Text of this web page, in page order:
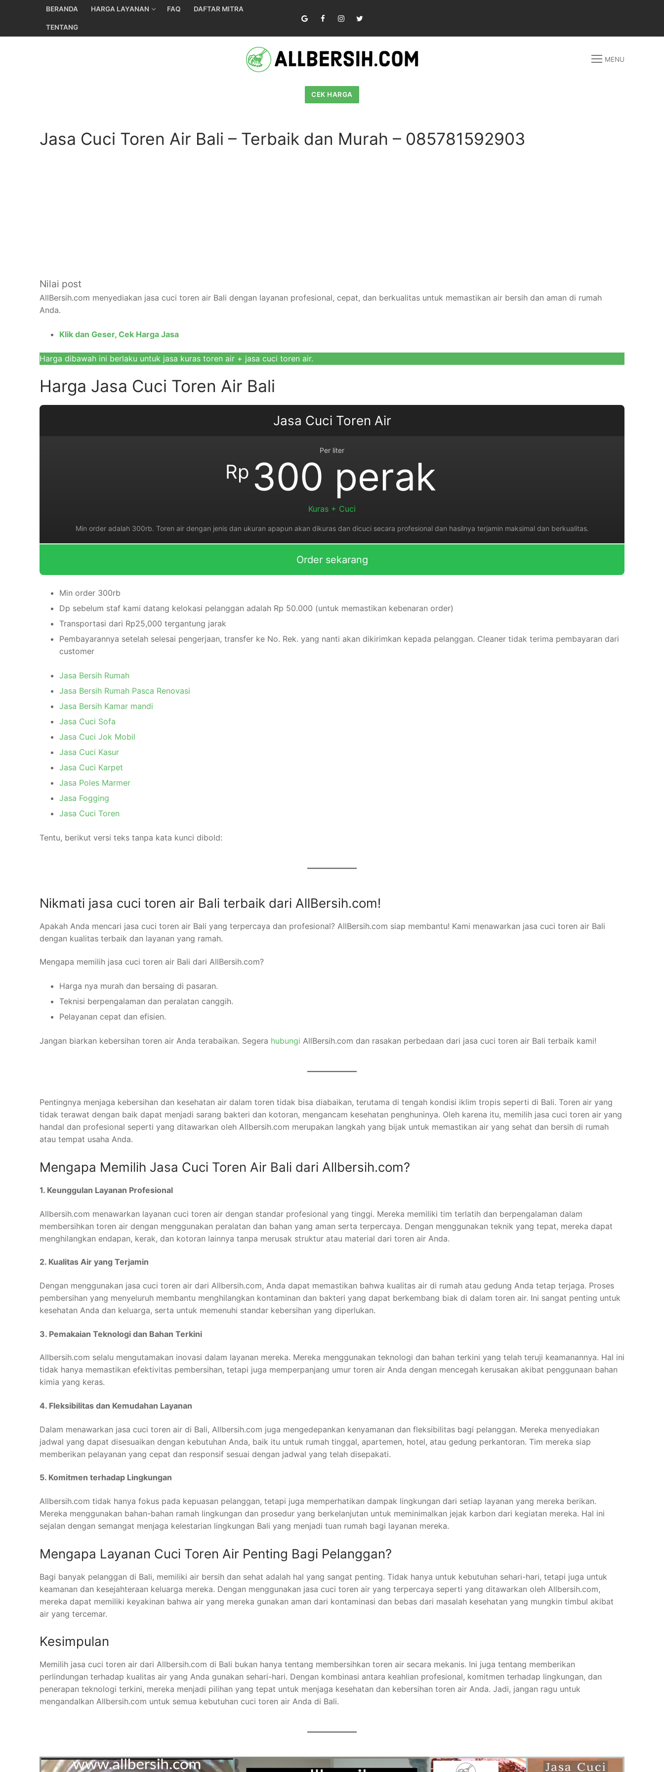
BERANDA HARGA LAYANAN FAQ DAFTAR MITRA
TENTANG
MENU
CEK HARGA
Jasa Cuci Toren Air Bali – Terbaik dan Murah – 085781592903
Nilai post
AllBersih.com menyediakan jasa cuci toren air Bali dengan layanan profesional, cepat, dan berkualitas untuk memastikan air bersih dan aman di rumah
Anda.
Klik dan Geser, Cek Harga Jasa
Harga dibawah ini berlaku untuk jasa kuras toren air + jasa cuci toren air.
Harga Jasa Cuci Toren Air Bali
Jasa Cuci Toren Air
Per liter
Rp 300 perak
Kuras + Cuci
Min order adalah 300rb. Toren air dengan jenis dan ukuran apapun akan dikuras dan dicuci secara profesional dan hasilnya terjamin maksimal dan berkualitas.
Order sekarang
Min order 300rb
Dp sebelum staf kami datang kelokasi pelanggan adalah Rp 50.000 (untuk memastikan kebenaran order)
Transportasi dari Rp25,000 tergantung jarak
Pembayarannya setelah selesai pengerjaan, transfer ke No. Rek. yang nanti akan dikirimkan kepada pelanggan. Cleaner tidak terima pembayaran dari
customer
Jasa Bersih Rumah
Jasa Bersih Rumah Pasca Renovasi
Jasa Bersih Kamar mandi
Jasa Cuci Sofa
Jasa Cuci Jok Mobil
Jasa Cuci Kasur
Jasa Cuci Karpet
Jasa Poles Marmer
Jasa Fogging
Jasa Cuci Toren
Tentu, berikut versi teks tanpa kata kunci dibold:
Nikmati jasa cuci toren air Bali terbaik dari AllBersih.com!
Apakah Anda mencari jasa cuci toren air Bali yang terpercaya dan profesional? AllBersih.com siap membantu! Kami menawarkan jasa cuci toren air Bali
dengan kualitas terbaik dan layanan yang ramah.
Mengapa memilih jasa cuci toren air Bali dari AllBersih.com?
Harga nya murah dan bersaing di pasaran.
Teknisi berpengalaman dan peralatan canggih.
Pelayanan cepat dan efisien.
Jangan biarkan kebersihan toren air Anda terabaikan. Segera hubungi AllBersih.com dan rasakan perbedaan dari jasa cuci toren air Bali terbaik kami!
Pentingnya menjaga kebersihan dan kesehatan air dalam toren tidak bisa diabaikan, terutama di tengah kondisi iklim tropis seperti di Bali. Toren air yang
tidak terawat dengan baik dapat menjadi sarang bakteri dan kotoran, mengancam kesehatan penghuninya. Oleh karena itu, memilih jasa cuci toren air yang
handal dan profesional seperti yang ditawarkan oleh Allbersih.com merupakan langkah yang bijak untuk memastikan air yang sehat dan bersih di rumah
atau tempat usaha Anda.
Mengapa Memilih Jasa Cuci Toren Air Bali dari Allbersih.com?
1. Keunggulan Layanan Profesional
Allbersih.com menawarkan layanan cuci toren air dengan standar profesional yang tinggi. Mereka memiliki tim terlatih dan berpengalaman dalam
membersihkan toren air dengan menggunakan peralatan dan bahan yang aman serta terpercaya. Dengan menggunakan teknik yang tepat, mereka dapat
menghilangkan endapan, kerak, dan kotoran lainnya tanpa merusak struktur atau material dari toren air Anda.
2. Kualitas Air yang Terjamin
Dengan menggunakan jasa cuci toren air dari Allbersih.com, Anda dapat memastikan bahwa kualitas air di rumah atau gedung Anda tetap terjaga. Proses
pembersihan yang menyeluruh membantu menghilangkan kontaminan dan bakteri yang dapat berkembang biak di dalam toren air. Ini sangat penting untuk
kesehatan Anda dan keluarga, serta untuk memenuhi standar kebersihan yang diperlukan.
3. Pemakaian Teknologi dan Bahan Terkini
Allbersih.com selalu mengutamakan inovasi dalam layanan mereka. Mereka menggunakan teknologi dan bahan terkini yang telah teruji keamanannya. Hal ini
tidak hanya memastikan efektivitas pembersihan, tetapi juga memperpanjang umur toren air Anda dengan mencegah kerusakan akibat penggunaan bahan
kimia yang keras.
4. Fleksibilitas dan Kemudahan Layanan
Dalam menawarkan jasa cuci toren air di Bali, Allbersih.com juga mengedepankan kenyamanan dan fleksibilitas bagi pelanggan. Mereka menyediakan
jadwal yang dapat disesuaikan dengan kebutuhan Anda, baik itu untuk rumah tinggal, apartemen, hotel, atau gedung perkantoran. Tim mereka siap
memberikan pelayanan yang cepat dan responsif sesuai dengan jadwal yang telah disepakati.
5. Komitmen terhadap Lingkungan
Allbersih.com tidak hanya fokus pada kepuasan pelanggan, tetapi juga memperhatikan dampak lingkungan dari setiap layanan yang mereka berikan.
Mereka menggunakan bahan-bahan ramah lingkungan dan prosedur yang berkelanjutan untuk meminimalkan jejak karbon dari kegiatan mereka. Hal ini
sejalan dengan semangat menjaga kelestarian lingkungan Bali yang menjadi tuan rumah bagi layanan mereka.
Mengapa Layanan Cuci Toren Air Penting Bagi Pelanggan?
Bagi banyak pelanggan di Bali, memiliki air bersih dan sehat adalah hal yang sangat penting. Tidak hanya untuk kebutuhan sehari-hari, tetapi juga untuk
keamanan dan kesejahteraan keluarga mereka. Dengan menggunakan jasa cuci toren air yang terpercaya seperti yang ditawarkan oleh Allbersih.com,
mereka dapat memiliki keyakinan bahwa air yang mereka gunakan aman dari kontaminasi dan bebas dari masalah kesehatan yang mungkin timbul akibat
air yang tercemar.
Kesimpulan
Memilih jasa cuci toren air dari Allbersih.com di Bali bukan hanya tentang membersihkan toren air secara mekanis. Ini juga tentang memberikan
perlindungan terhadap kualitas air yang Anda gunakan sehari-hari. Dengan kombinasi antara keahlian profesional, komitmen terhadap lingkungan, dan
penerapan teknologi terkini, mereka menjadi pilihan yang tepat untuk menjaga kesehatan dan kebersihan toren air Anda. Jadi, jangan ragu untuk
mengandalkan Allbersih.com untuk semua kebutuhan cuci toren air Anda di Bali.